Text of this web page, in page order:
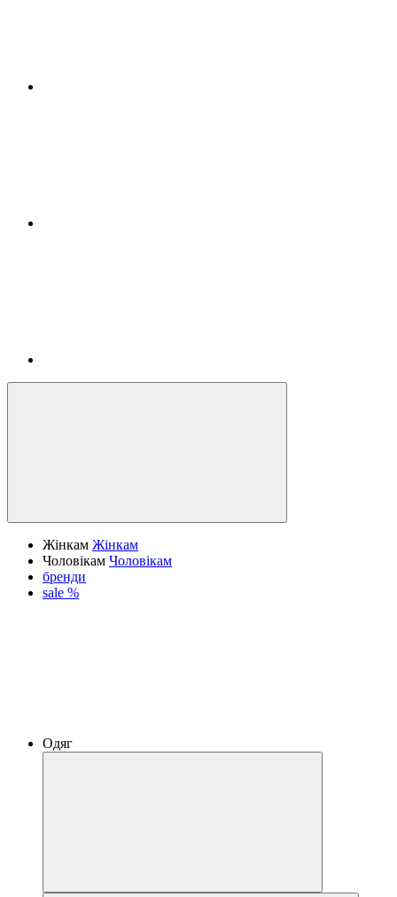
Жінкам Жінкам
Чоловікам Чоловікам
бренди
sale %
Одяг